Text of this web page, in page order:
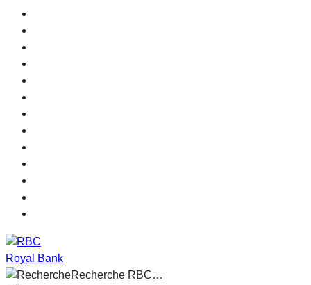
Royal Bank
Recherche RBC…